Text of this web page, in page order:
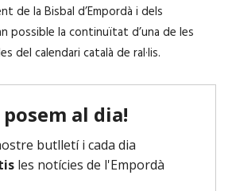
de la Bisbal d’Empordà i dels
possible la continuïtat d’una de les
del calendari català de ral·lis.